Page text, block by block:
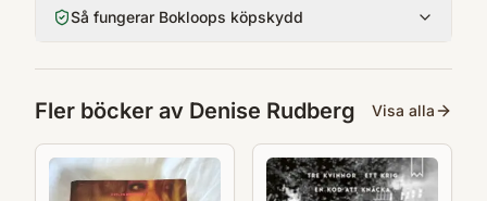
Så fungerar Bokloops köpskydd
Fler böcker av Denise Rudberg Visa alla